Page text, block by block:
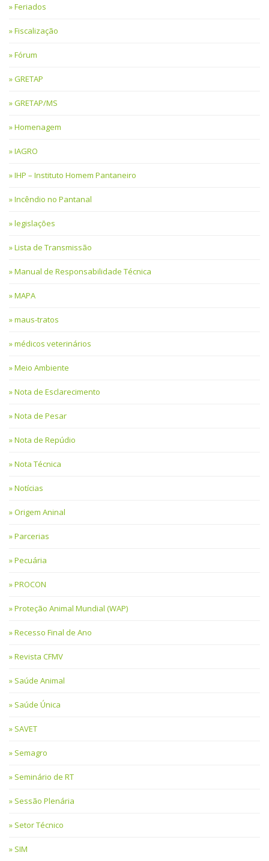
Feriados
Fiscalização
Fórum
GRETAP
GRETAP/MS
Homenagem
IAGRO
IHP – Instituto Homem Pantaneiro
Incêndio no Pantanal
legislações
Lista de Transmissão
Manual de Responsabilidade Técnica
MAPA
maus-tratos
médicos veterinários
Meio Ambiente
Nota de Esclarecimento
Nota de Pesar
Nota de Repúdio
Nota Técnica
Notícias
Origem Aninal
Parcerias
Pecuária
PROCON
Proteção Animal Mundial (WAP)
Recesso Final de Ano
Revista CFMV
Saúde Animal
Saúde Única
SAVET
Semagro
Seminário de RT
Sessão Plenária
Setor Técnico
SIM